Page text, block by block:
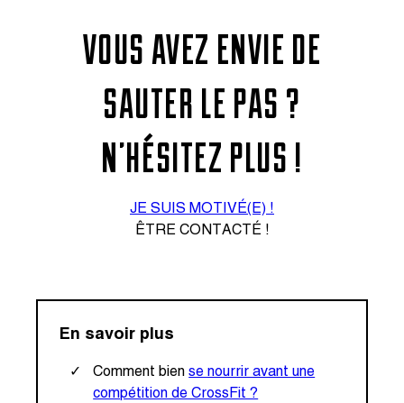
VOUS AVEZ ENVIE DE
SAUTER LE PAS ?
N’HÉSITEZ PLUS !
JE SUIS MOTIVÉ(E) !
ÊTRE CONTACTÉ !
En savoir plus
Comment biense nourrir avant une
compétition de CrossFit ?